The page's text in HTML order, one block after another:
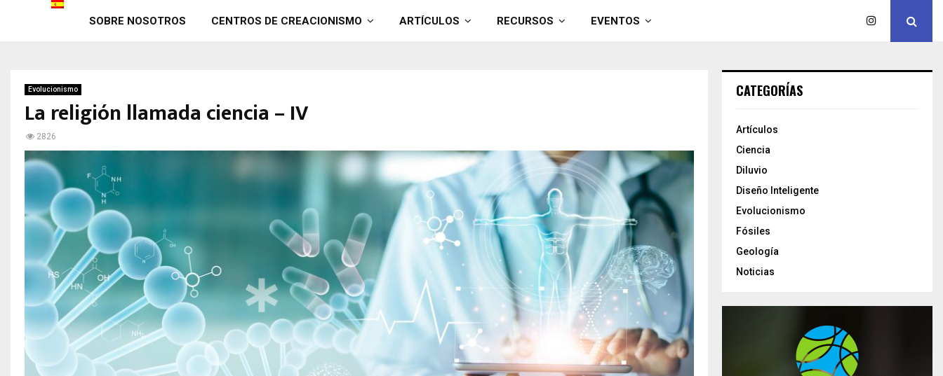
SOBRE NOSOTROS CENTROS DE CREACIONISMO ARTÍCULOS RECURSOS EVENTOS
Evolucionismo
La religión llamada ciencia – IV
2826
CATEGORÍAS
Artículos
Ciencia
Diluvio
Diseño Inteligente
Evolucionismo
Fósiles
Geología
Noticias